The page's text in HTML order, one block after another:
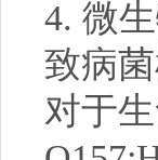
4. 微
致病
对于